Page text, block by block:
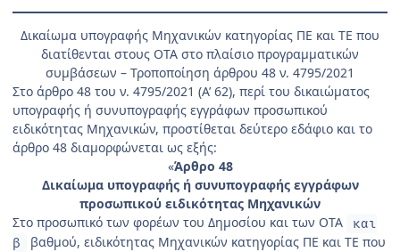
Δικαίωμα υπογραφής Μηχανικών κατηγορίας ΠΕ και ΤΕ που
διατίθενται στους ΟΤΑ στο πλαίσιο προγραμματικών
συμβάσεων – Τροποποίηση άρθρου 48 ν. 4795/2021
Στο άρθρο 48 του ν. 4795/2021 (Α’ 62), περί του δικαιώματος
υπογραφής ή συνυπογραφής εγγράφων προσωπικού
ειδικότητας Μηχανικών, προστίθεται δεύτερο εδάφιο και το
άρθρο 48 διαμορφώνεται ως εξής:
«Άρθρο 48
Δικαίωμα υπογραφής ή συνυπογραφής εγγράφων
προσωπικού ειδικότητας Μηχανικών
Στο προσωπικό των φορέων του Δημοσίου και των ΟΤΑ
και
β
βαθμού, ειδικότητας Μηχανικών κατηγορίας ΠΕ και ΤΕ που